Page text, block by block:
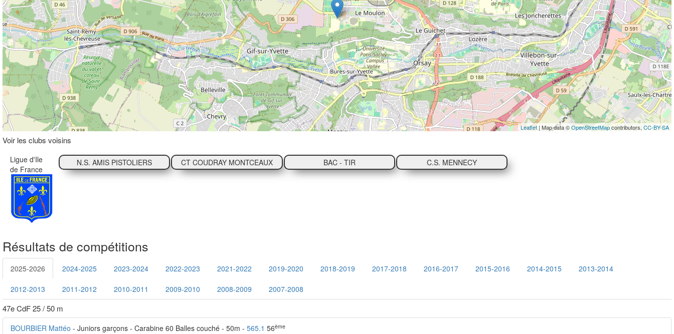
Leaflet | Map data ©OpenStreetMapcontributors, CC-BY-SA
Voir les clubs voisins
Ligue d'Ile
de France
N.S. AMIS PISTOLIERS CT COUDRAY MONTCEAUX BAC - TIR C.S. MENNECY
Résultats de compétitions
2025-2026 2024-2025 2023-2024 2022-2023 2021-2022 2019-2020 2018-2019 2017-2018 2016-2017 2015-2016 2014-2015 2013-2014
2012-2013 2011-2012 2010-2011 2009-2010 2008-2009 2007-2008
47e CdF 25 / 50 m
BOURBIER Mattéo - Juniors garçons - Carabine 60 Balles couché - 50m - 565.1 56ème